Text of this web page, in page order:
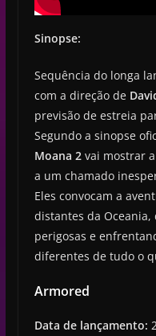
Sinopse:
Sequência do longa
com a direção de
previsão de estreia
Segundo a sinopse
Moana 2vai mostrar
a um chamado
Eles convocam a
distantes da Oceania,
perigosas e
diferentes de tudo o
Armored
Data de lançamento: